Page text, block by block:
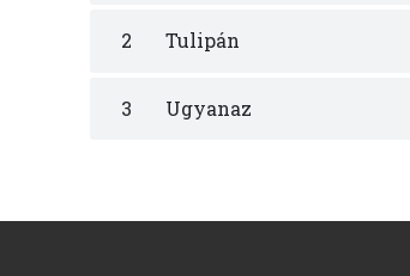
2 Tulipán
3 Ugyanaz